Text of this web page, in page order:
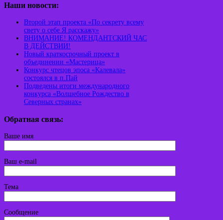
Наши новости:
Второй этап проекта «По секрету всему
свету о себе Я расскажу»
ВНИМАНИЕ! КОМЕНДАНТСКИЙ ЧАС
В ДЕЙСТВИИ!
Новый краткосрочный проект в
объединении «Мастерица»
Конкурс чтецов эпоса «Калевала»
состоялся в п.Пай
Подведены итоги международного
конкурса «Волшебное Рождество в
Северных странах»
Обратная связь:
Ваше имя
Ваш e-mail
Тема
Сообщение